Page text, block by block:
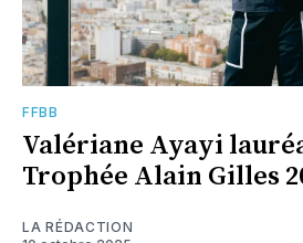
FFBB
Valériane Ayayi
Trophée Alain Gilles
LA RÉDACTION